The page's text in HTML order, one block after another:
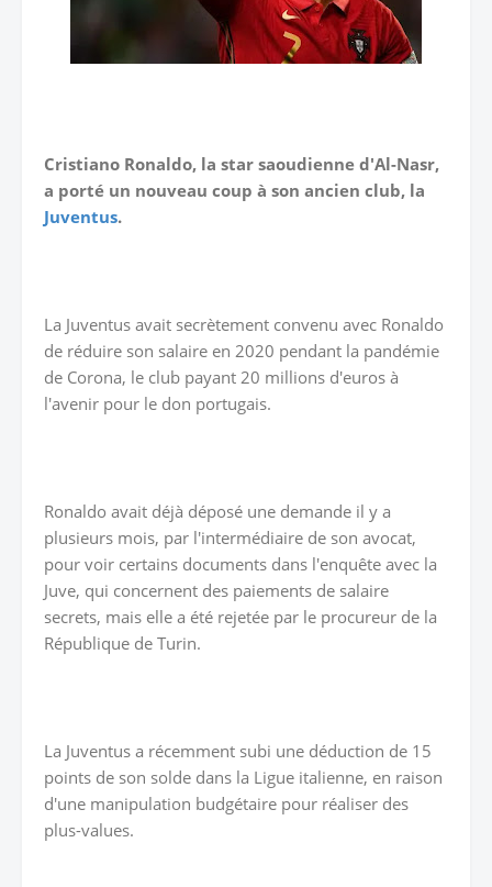
Cristiano Ronaldo, la star saoudienne d'Al-Nasr,
a porté un nouveau coup à son ancien club, la
Juventus.
La Juventus avait secrètement convenu avec Ronaldo
de réduire son salaire en 2020 pendant la pandémie
de Corona, le club payant 20 millions d'euros à
l'avenir pour le don portugais.
Ronaldo avait déjà déposé une demande il y a
plusieurs mois, par l'intermédiaire de son avocat,
pour voir certains documents dans l'enquête avec la
Juve, qui concernent des paiements de salaire
secrets, mais elle a été rejetée par le procureur de la
République de Turin.
La Juventus a récemment subi une déduction de 15
points de son solde dans la Ligue italienne, en raison
d'une manipulation budgétaire pour réaliser des
plus-values.